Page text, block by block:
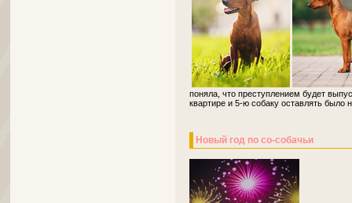
поняла, что преступлением будет
квартире и 5-ю собаку оставлять было
Новый год по со-собачьи